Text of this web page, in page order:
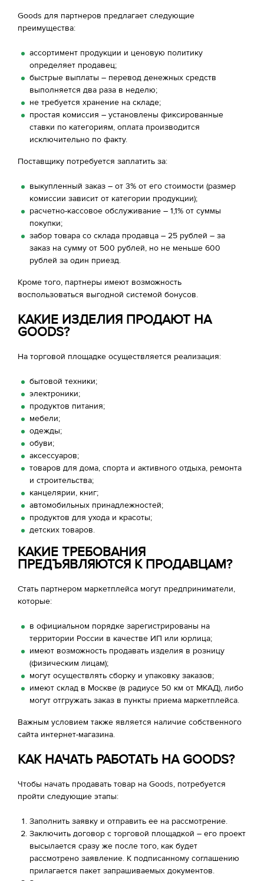
Goods для партнеров предлагает следующие
преимущества:
ассортимент продукции и ценовую политику
определяет продавец;
быстрые выплаты – перевод денежных средств
выполняется два раза в неделю;
не требуется хранение на складе;
простая комиссия – установлены фиксированные
ставки по категориям, оплата производится
исключительно по факту.
Поставщику потребуется заплатить за:
выкупленный заказ – от 3% от его стоимости (размер
комиссии зависит от категории продукции);
расчетно-кассовое обслуживание – 1,1% от суммы
покупки;
забор товара со склада продавца – 25 рублей – за
заказ на сумму от 500 рублей, но не меньше 600
рублей за один приезд.
Кроме того, партнеры имеют возможность
воспользоваться выгодной системой бонусов.
КАКИЕ ИЗДЕЛИЯ ПРОДАЮТ НА
GOODS?
На торговой площадке осуществляется реализация:
бытовой техники;
электроники;
продуктов питания;
мебели;
одежды;
обуви;
аксессуаров;
товаров для дома, спорта и активного отдыха, ремонта
и строительства;
канцелярии, книг;
автомобильных принадлежностей;
продуктов для ухода и красоты;
детских товаров.
КАКИЕ ТРЕБОВАНИЯ
ПРЕДЪЯВЛЯЮТСЯ К ПРОДАВЦАМ?
Стать партнером маркетплейса могут предприниматели,
которые:
в официальном порядке зарегистрированы на
территории России в качестве ИП или юрлица;
имеют возможность продавать изделия в розницу
(физическим лицам);
могут осуществлять сборку и упаковку заказов;
имеют склад в Москве (в радиусе 50 км от МКАД), либо
могут отгружать заказ в пункты приема маркетплейса.
Важным условием также является наличие собственного
сайта интернет-магазина.
КАК НАЧАТЬ РАБОТАТЬ НА GOODS?
Чтобы начать продавать товар на Goods, потребуется
пройти следующие этапы:
Заполнить заявку и отправить ее на рассмотрение.
Заключить договор с торговой площадкой – его проект
высылается сразу же после того, как будет
рассмотрено заявление. К подписанному соглашению
прилагается пакет запрашиваемых документов.